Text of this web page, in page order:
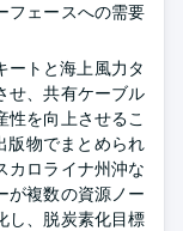
フェースへの需要
ートと海上風力タ
せ、共有ケーブル
性を向上させるこ
版物でまとめられ
カロライナ州沖な
が複数の資源ノー
し、脱炭素化目標